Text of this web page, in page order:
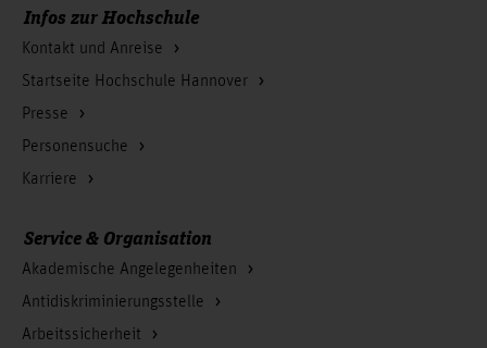
Infos zur Hochschule
Kontakt und Anreise
Startseite Hochschule Hannover
Presse
Personensuche
Karriere
Service & Organisation
Akademische Angelegenheiten
Antidiskriminierungsstelle
Arbeitssicherheit